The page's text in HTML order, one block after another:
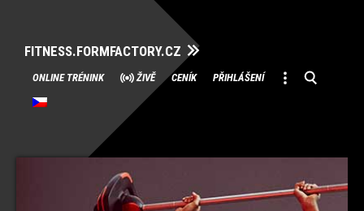
FITNESS.FORMFACTORY.CZ
Přeskočit
na
obsah
ONLINE TRÉNINK ŽIVĚ CENÍK PŘIHLÁŠENÍ